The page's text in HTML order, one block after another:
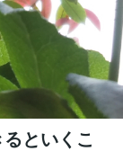
といくこ